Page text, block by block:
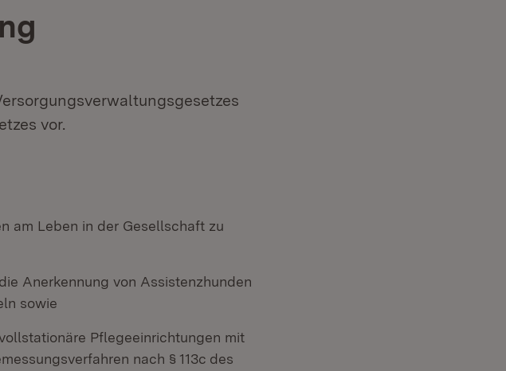
vor.
am Leben in der Gesellschaft zu
Anerkennung von Assistenzhunden
sowie
Pflegeeinrichtungen mit
nach § 113c des